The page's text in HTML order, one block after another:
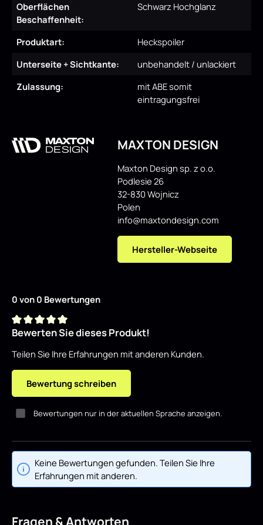
Oberflächen
Beschaffenheit:
Schwarz Hochglanz
Produktart:
Heckspoiler
Unterseite + Sichtkante:
unbehandelt / unlackiert
Zulassung:
mit ABE somit
eintragungsfrei
MAXTON DESIGN
Maxton Design sp. z o.o.
Podlesie 26
32-830 Wojnicz
Polen
info@maxtondesign.com
Hersteller-Webseite
0 von 0 Bewertungen
Durchschnittliche Bewertung von 0 von 5 Sternen
Bewerten Sie dieses Produkt!
Teilen Sie Ihre Erfahrungen mit anderen Kunden.
Bewertung schreiben
Bewertungen nur in der aktuellen Sprache anzeigen.
Keine Bewertungen gefunden. Teilen Sie Ihre
Erfahrungen mit anderen.
Fragen & Antworten